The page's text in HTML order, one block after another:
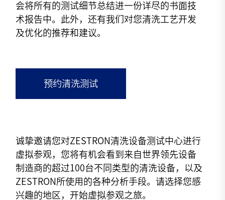
会将所有的测试细节总结进一份详尽的书面技
术报告中。此外，还有我们对您清洗工艺开发
及优化的推荐和建议。
预约清洗测试
诚挚邀请您对ZESTRON清洗设备测试中心进行
虚拟参观，您将有机会看到来自世界领先设备
制造商的超过100台不同类型的清洗设备，以及
ZESTRON所使用的各种分析手段。请选择您感
兴趣的地区，开始虚拟参观之旅。